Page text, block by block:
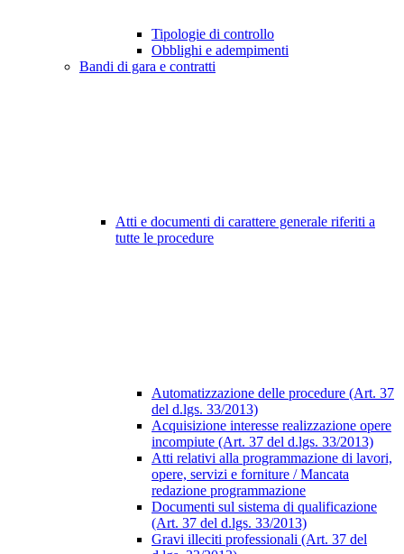
Tipologie di controllo
Obblighi e adempimenti
Bandi di gara e contratti
Atti e documenti di carattere generale riferiti a
tutte le procedure
Automatizzazione delle procedure (Art. 37
del d.lgs. 33/2013)
Acquisizione interesse realizzazione opere
incompiute (Art. 37 del d.lgs. 33/2013)
Atti relativi alla programmazione di lavori,
opere, servizi e forniture / Mancata
redazione programmazione
Documenti sul sistema di qualificazione
(Art. 37 del d.lgs. 33/2013)
Gravi illeciti professionali (Art. 37 del